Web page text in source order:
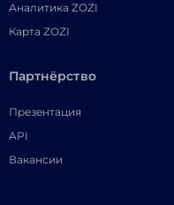
Аналитика ZOZI
Карта ZOZI
Партнёрство
Презентация
API
Вакансии